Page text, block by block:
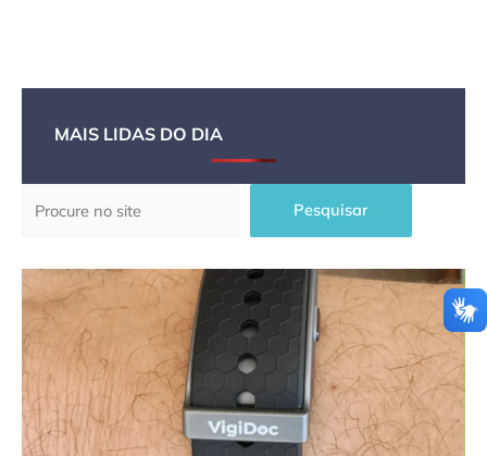
MAIS LIDAS DO DIA
Pesquisar